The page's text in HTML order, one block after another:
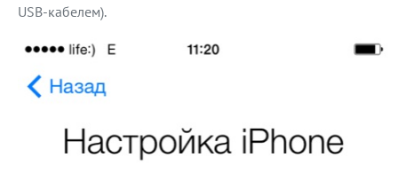
USB-кабелем).